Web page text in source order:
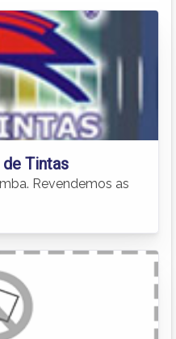
Tintas
Revendemos as